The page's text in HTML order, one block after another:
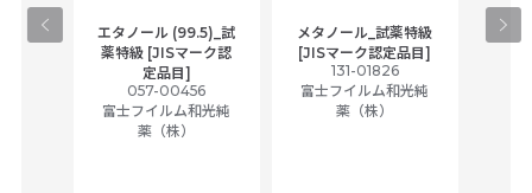
エタノール (99.5)_試
薬特級 [JISマーク認
定品目]
057-00456
富士フイルム和光純
薬（株）
メタノール_試薬特級
[JISマーク認定品目]
131-01826
富士フイルム和光純
薬（株）
ア